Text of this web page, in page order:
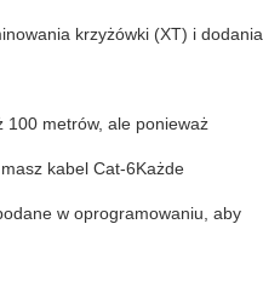
krzyżówki (XT) i dodania
100 metrów, ale ponieważ
kabel Cat-6Każde
w oprogramowaniu, aby